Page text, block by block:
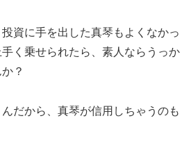
資に手を出した真琴もよくなかっ
く乗せられたら、素人ならうっか
？
だから、真琴が信用しちゃうのも